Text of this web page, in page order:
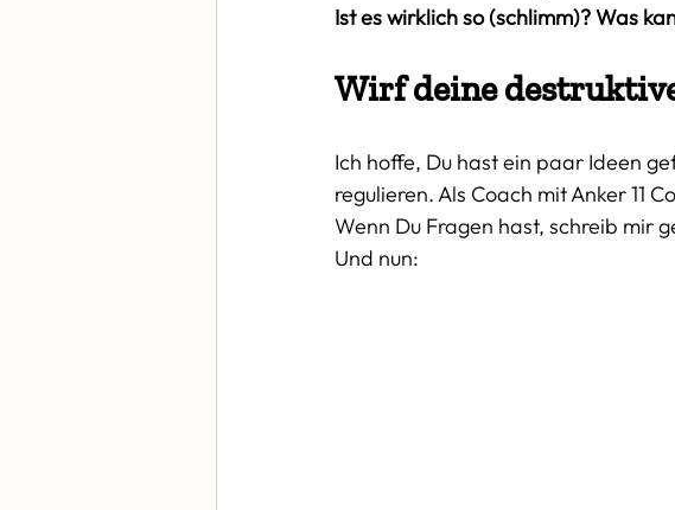
Ist es wirklich so (schlimm)? Was
Wirf deine
Ich hoffe, Du hast ein paar Ideen
regulieren. Als Coach mit Anker 11
Wenn Du Fragen hast, schreib mir
Und nun: